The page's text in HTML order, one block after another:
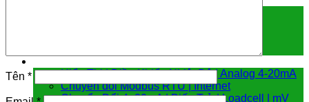
Hiển Thị | Điều Khiển Nhiệt Độ | Analog 4-20mA
Chuyển đổi Modbus RTU | Internet
Chuyển Đổi 4 -20mA | Biến Trở | Loadcell | mV
Tên *